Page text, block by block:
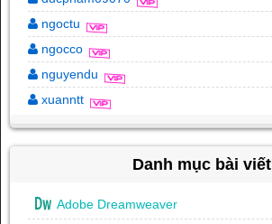
ngoctu
ngocco
nguyendu
xuanntt
Danh mục bài viết
Adobe Dreamweaver